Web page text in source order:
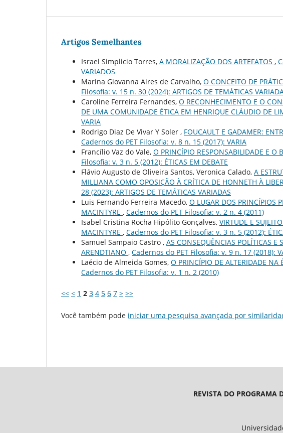
Artigos Semelhantes
Israel Simplicio Torres, A MORALIZAÇÃO DOS ARTEFATOS ,
VARIADOS
Marina Giovanna Aires de Carvalho, O CONCEITO DE
Filosofia: v. 15 n. 30 (2024): ARTIGOS DE TEMÁTICAS
Caroline Ferreira Fernandes, O RECONHECIMENTO E O
DE UMA COMUNIDADE ÉTICA EM HENRIQUE CLÁUDIO DE
VARIA
Rodrigo Diaz De Vivar Y Soler , FOUCAULT E GADAMER:
Cadernos do PET Filosofia: v. 8 n. 15 (2017): VARIA
Francílio Vaz do Vale, O PRINCÍPIO RESPONSABILIDADE E O
Filosofia: v. 3 n. 5 (2012): ÉTICAS EM DEBATE
Flávio Augusto de Oliveira Santos, Veronica Calado, A
MILLIANA COMO OPOSIÇÃO À CRÍTICA DE HONNETH À
28 (2023): ARTIGOS DE TEMÁTICAS VARIADAS
Luis Fernando Ferreira Macedo, O LUGAR DOS PRINCÍPIOS
MACINTYRE , Cadernos do PET Filosofia: v. 2 n. 4 (2011)
Isabel Cristina Rocha Hipólito Gonçalves, VIRTUDE E
MACINTYRE , Cadernos do PET Filosofia: v. 3 n. 5 (2012):
Samuel Sampaio Castro , AS CONSEQUÊNCIAS POLÍTICAS E
ARENDTIANO , Cadernos do PET Filosofia: v. 9 n. 17 (2018):
Laécio de Almeida Gomes, O PRINCÍPIO DE ALTERIDADE NA
Cadernos do PET Filosofia: v. 1 n. 2 (2010)
<< < 1 2 3 4 5 6 7 > >>
Você também pode iniciar uma pesquisa avançada por
REVISTA DO PROGRAMA
Endereço /
Universidade Federal do